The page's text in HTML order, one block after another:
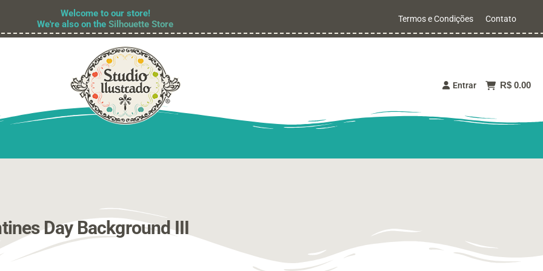
Welcome to our store!
We're also on theSilhouette Store Termos e Condições Contato
Entrar R$ 0.00
Day Background III